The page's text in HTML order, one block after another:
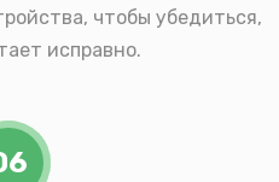
чтобы убедиться,
исправно.